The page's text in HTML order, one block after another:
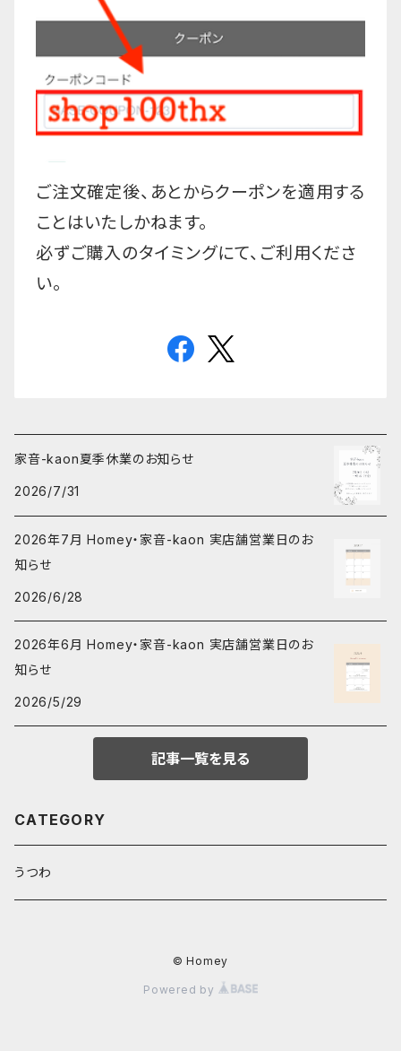
ご注文確定後、あとからクーポンを適用する
ことはいたしかねます。
必ずご購入のタイミングにて、ご利用くださ
い。
家音-kaon夏季休業のお知らせ
2026/7/31
2026年7月 Homey・家音-kaon 実店舗営業日のお
知らせ
2026/6/28
2026年6月 Homey・家音-kaon 実店舗営業日のお
知らせ
2026/5/29
記事一覧を見る
CATEGORY
うつわ
© Homey
Powered by